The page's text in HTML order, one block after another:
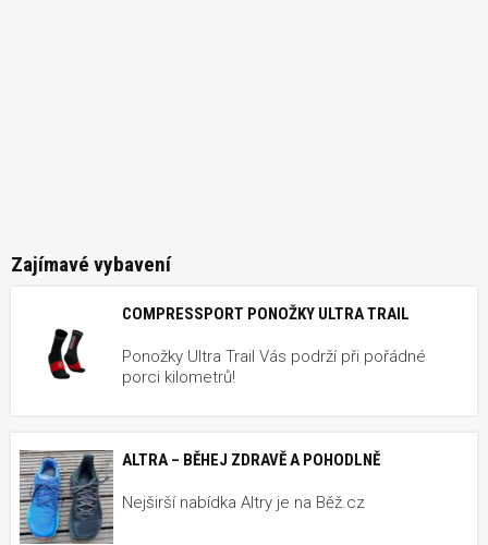
Zajímavé vybavení
COMPRESSPORT PONOŽKY ULTRA TRAIL
Ponožky Ultra Trail Vás podrží při pořádné
porci kilometrů!
ALTRA – BĚHEJ ZDRAVĚ A POHODLNĚ
Nejširší nabídka Altry je na Běž.cz